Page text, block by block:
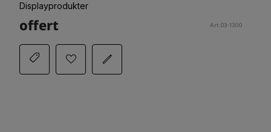
Displayprodukter
offert Art.03-1300